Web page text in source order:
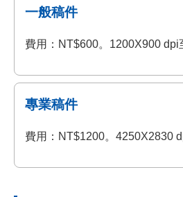
一般稿件
費用：NT$600。1200X900 dpi
專業稿件
費用：NT$1200。4250X2830